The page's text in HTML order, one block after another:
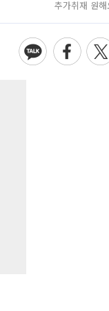
추가취재 원해